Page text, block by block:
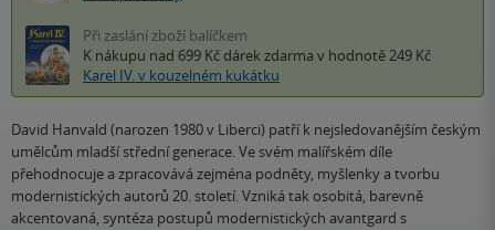
Při zaslání zboží balíčkem
K nákupu nad 699 Kč dárek zdarma v hodnotě 249 Kč
Karel IV. v kouzelném kukátku
David Hanvald (narozen 1980 v Liberci) patří k nejsledovanějším českým
umělcům mladší střední generace. Ve svém malířském díle
přehodnocuje a zpracovává zejména podněty, myšlenky a tvorbu
modernistických autorů 20. století. Vzniká tak osobitá, barevně
akcentovaná, syntéza postupů modernistických avantgard s